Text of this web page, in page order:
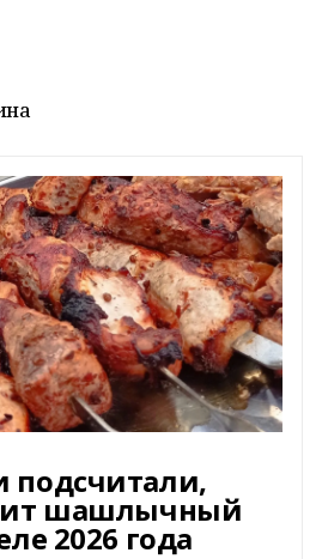
подсчитали,
шашлычный
2026 года